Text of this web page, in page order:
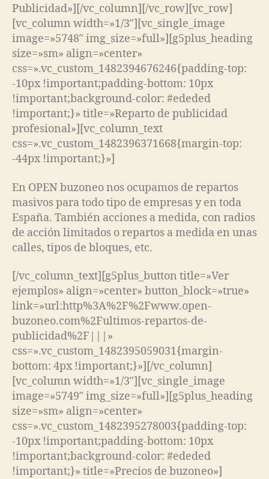
Publicidad»][/vc_column][/vc_row][vc_row]
[vc_column width=»1/3″][vc_single_image
image=»5748″ img_size=»full»][g5plus_heading
size=»sm» align=»center»
css=».vc_custom_1482394676246{padding-top:
-10px !important;padding-bottom: 10px
!important;background-color: #ededed
!important;}» title=»Reparto de publicidad
profesional»][vc_column_text
css=».vc_custom_1482396371668{margin-top:
-44px !important;}»]
En OPEN buzoneo nos ocupamos de repartos
masivos para todo tipo de empresas y en toda
España. También acciones a medida, con radios
de acción limitados o repartos a medida en unas
calles, tipos de bloques, etc.
[/vc_column_text][g5plus_button title=»Ver
ejemplos» align=»center» button_block=»true»
link=»url:http%3A%2F%2Fwww.open-
buzoneo.com%2Fultimos-repartos-de-
publicidad%2F|||»
css=».vc_custom_1482395059031{margin-
bottom: 4px !important;}»][/vc_column]
[vc_column width=»1/3″][vc_single_image
image=»5749″ img_size=»full»][g5plus_heading
size=»sm» align=»center»
css=».vc_custom_1482395278003{padding-top:
-10px !important;padding-bottom: 10px
!important;background-color: #ededed
!important;}» title=»Precios de buzoneo»]